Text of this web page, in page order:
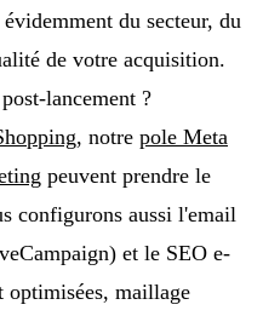
du secteur, du
de votre acquisition.
lancement ?
, notre pole Meta
peuvent prendre le
configurons aussi l'email
et le SEO e-
optimisées, maillage